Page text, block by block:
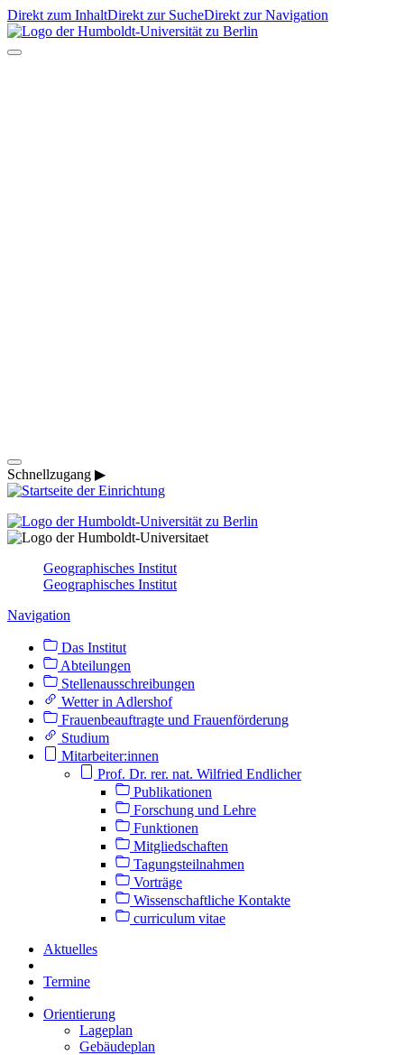
Direkt zum InhaltDirekt zur SucheDirekt zur Navigation
Schnellzugang ▶
Geographisches Institut
Geographisches Institut
Navigation
Das Institut
Abteilungen
Stellenausschreibungen
Wetter in Adlershof
Frauenbeauftragte und Frauenförderung
Studium
Mitarbeiter:innen
Prof. Dr. rer. nat. Wilfried Endlicher
Publikationen
Forschung und Lehre
Funktionen
Mitgliedschaften
Tagungsteilnahmen
Vorträge
Wissenschaftliche Kontakte
curriculum vitae
Aktuelles
Termine
Orientierung
Lageplan
Gebäudeplan